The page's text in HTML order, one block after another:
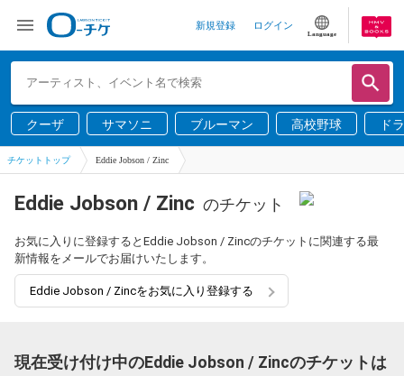
新規登録 ログイン
Language
クーザ サマソニ ブルーマン 高校野球 ド
チケットトップ Eddie Jobson / Zinc
Eddie Jobson / Zinc のチケット
お気に入りに登録するとEddie Jobson / Zincのチケットに関連する最
新情報をメールでお届けいたします。
Eddie Jobson / Zincをお気に入り登録する
現在受け付け中のEddie Jobson / Zincのチケットは